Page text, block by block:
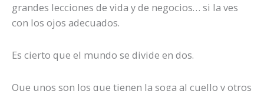
grandes lecciones de vida y de negocios… si la ves
con los ojos adecuados.
Es cierto que el mundo se divide en dos.
Que unos son los que tienen la soga al cuello y otros